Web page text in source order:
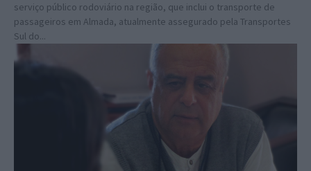
serviço público rodoviário na região, que inclui o transporte de
passageiros em Almada, atualmente assegurado pela Transportes
Sul do...